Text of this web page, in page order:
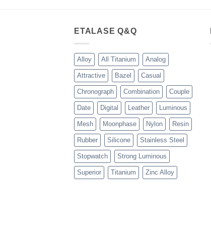
ETALASE Q&Q
Alloy All Titanium Analog
Attractive Bazel Casual
Chronograph Combination Couple
Date Digital Leather Luminous
Mesh Moonphase Nylon Resin
Rubber Silicone Stainless Steel
Stopwatch Strong Luminous
Superior Titanium Zinc Alloy